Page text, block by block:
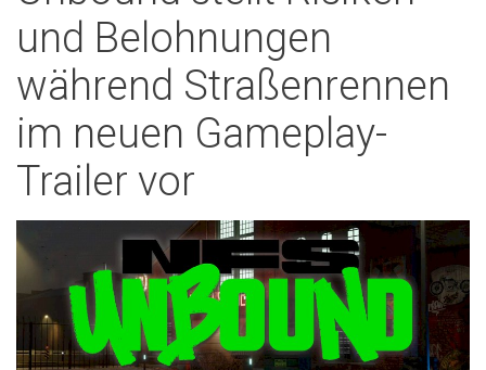
und Belohnungen
während Straßenrennen
im neuen Gameplay-
Trailer vor